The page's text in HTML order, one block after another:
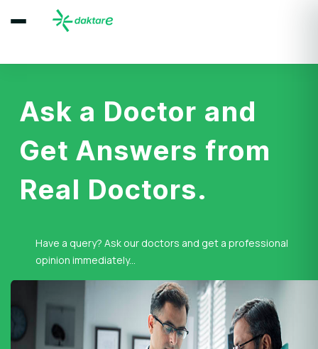
Ask a Doctor and
Get Answers from
Real Doctors.
Have a query? Ask our doctors and get a professional
opinion immediately...